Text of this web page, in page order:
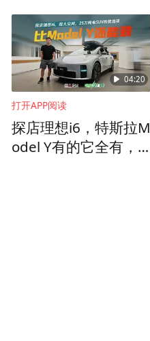
旦夕？
04:20
打开APP阅读
探店理想i6，特斯拉M
odel Y有的它全有，2